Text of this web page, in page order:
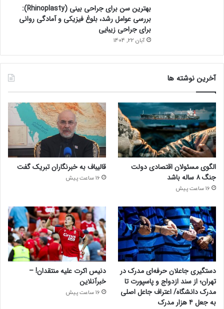
بهترین سن برای جراحی بینی (Rhinoplasty):
بررسی عوامل رشد، بلوغ فیزیکی و آمادگی روانی
برای جراحی زیبایی
آبان 22, 1404
آخرین نوشته ها
الگوی مسئولان اقتصادی دولت
جنگ ۸ ساله باشد
16 ساعت پیش
قالیباف به خبرنگاران تبریک گفت
16 ساعت پیش
دستگیری جاعلان حرفه‌ای مدرک در
تهران؛ از سند ازدواج و پاسپورت تا
مدرک دانشگاه/ اعتراف جاعل اصلی
به جعل ۴ هزار مدرک
دنیس اکرت علیه منتقدان! –
خبرآنلاین
16 ساعت پیش